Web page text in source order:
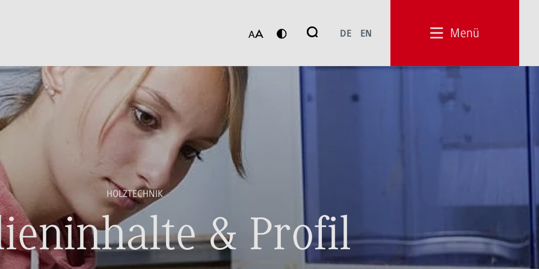
Suche
DE EN Menü
HOLZTECHNIK
& Profil